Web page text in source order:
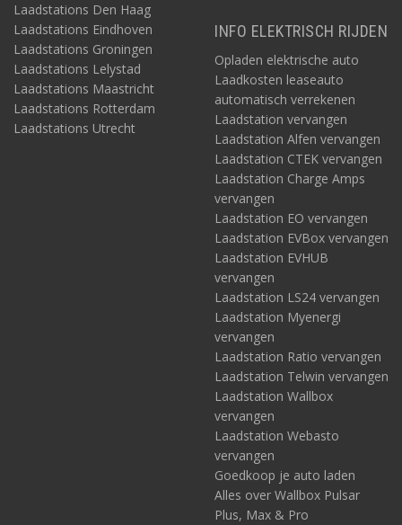
Laadstations Den Haag
Laadstations Eindhoven
Laadstations Groningen
Laadstations Lelystad
Laadstations Maastricht
Laadstations Rotterdam
Laadstations Utrecht
INFO ELEKTRISCH RIJDEN
Opladen elektrische auto
Laadkosten leaseauto
automatisch verrekenen
Laadstation vervangen
Laadstation Alfen vervangen
Laadstation CTEK vervangen
Laadstation Charge Amps
vervangen
Laadstation EO vervangen
Laadstation EVBox vervangen
Laadstation EVHUB
vervangen
Laadstation LS24 vervangen
Laadstation Myenergi
vervangen
Laadstation Ratio vervangen
Laadstation Telwin vervangen
Laadstation Wallbox
vervangen
Laadstation Webasto
vervangen
Goedkoop je auto laden
Alles over Wallbox Pulsar
Plus, Max & Pro